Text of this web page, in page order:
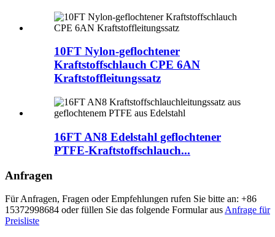
10FT Nylon-geflochtener
Kraftstoffschlauch CPE 6AN
Kraftstoffleitungssatz
16FT AN8 Edelstahl geflochtener
PTFE-Kraftstoffschlauch...
Anfragen
Für Anfragen, Fragen oder Empfehlungen rufen Sie bitte an: +86
15372998684 oder füllen Sie das folgende Formular aus Anfrage für
Preisliste